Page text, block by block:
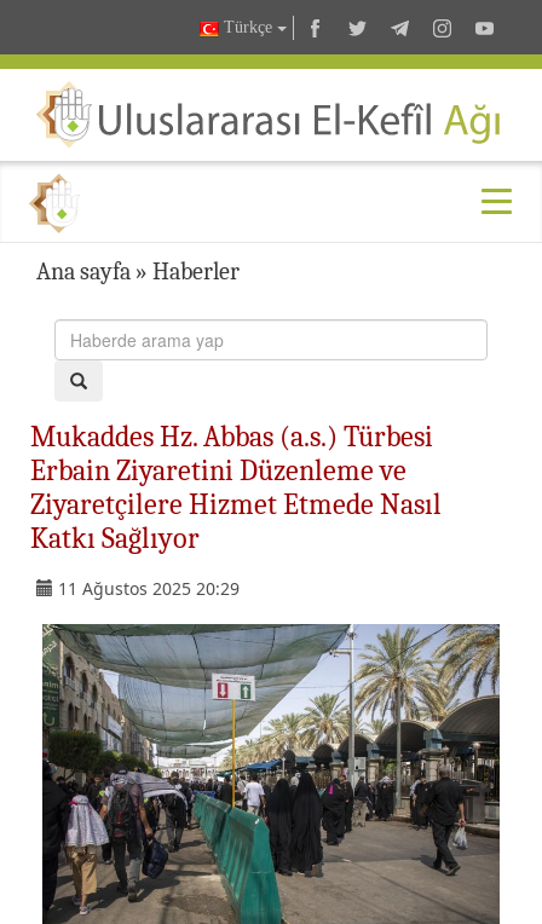
Türkçe
Ana sayfa » Haberler
Mukaddes Hz. Abbas (a.s.) Türbesi
Erbain Ziyaretini Düzenleme ve
Ziyaretçilere Hizmet Etmede Nasıl
Katkı Sağlıyor
11 Ağustos 2025 20:29